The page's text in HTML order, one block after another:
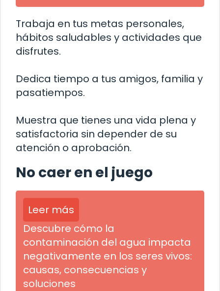
Trabaja en tus metas personales,
hábitos saludables y actividades que
disfrutes.
Dedica tiempo a tus amigos, familia y
pasatiempos.
Muestra que tienes una vida plena y
satisfactoria sin depender de su
atención o aprobación.
No caer en el juego
Leer más
Descubre cómo la
contaminación del agua impacta
negativamente en los seres vivos:
causas, consecuencias y
soluciones